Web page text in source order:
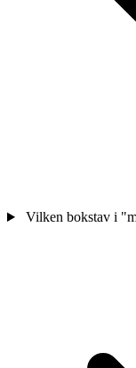
Vilken bokstav i